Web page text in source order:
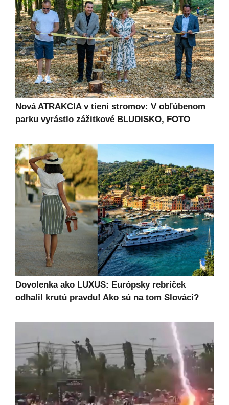
Nová ATRAKCIA v tieni stromov: V obľúbenom
parku vyrástlo zážitkové BLUDISKO, FOTO
Dovolenka ako LUXUS: Európsky rebríček
odhalil krutú pravdu! Ako sú na tom Slováci?